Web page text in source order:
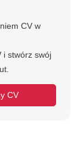
CV w
i stwórz swój
CV